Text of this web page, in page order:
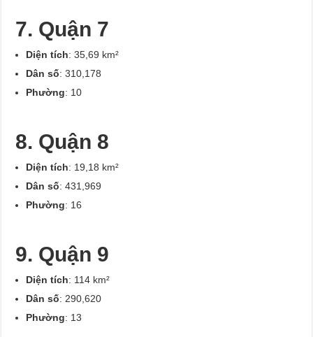
7. Quận 7
Diện tích: 35,69 km²
Dân số: 310,178
Phường: 10
8. Quận 8
Diện tích: 19,18 km²
Dân số: 431,969
Phường: 16
9. Quận 9
Diện tích: 114 km²
Dân số: 290,620
Phường: 13